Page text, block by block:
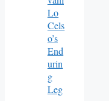
Lo
Cels
O’s
End
Urin
G
Leg